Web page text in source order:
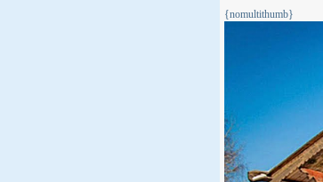
{nomultithumb}